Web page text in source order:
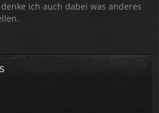
ich auch dabei was anderes